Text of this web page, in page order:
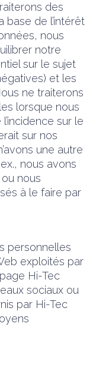
des
base de l’intérêt
nous
notre
sur le sujet
et les
ne traiterons
lorsque nous
sur le
sur nos
une autre
nous avons
nous
à le faire par
personnelles
exploités par
Hi-Tec
sociaux ou
par Hi-Tec